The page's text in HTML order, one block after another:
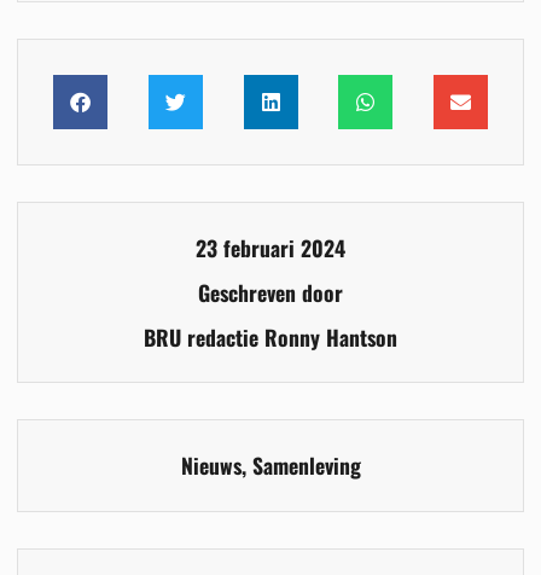
23 februari 2024
Geschreven door
BRU redactie Ronny Hantson
Nieuws,Samenleving